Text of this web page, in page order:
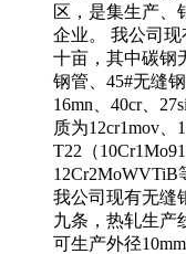
区，是集生产、
企业。 我公司
十亩，其中碳钢
钢管、45#无缝
16mn、40cr、
质为12cr1mov、
T22（
12Cr2MoWVTiB
我公司现有无缝
九条，热轧生产
可生产外径